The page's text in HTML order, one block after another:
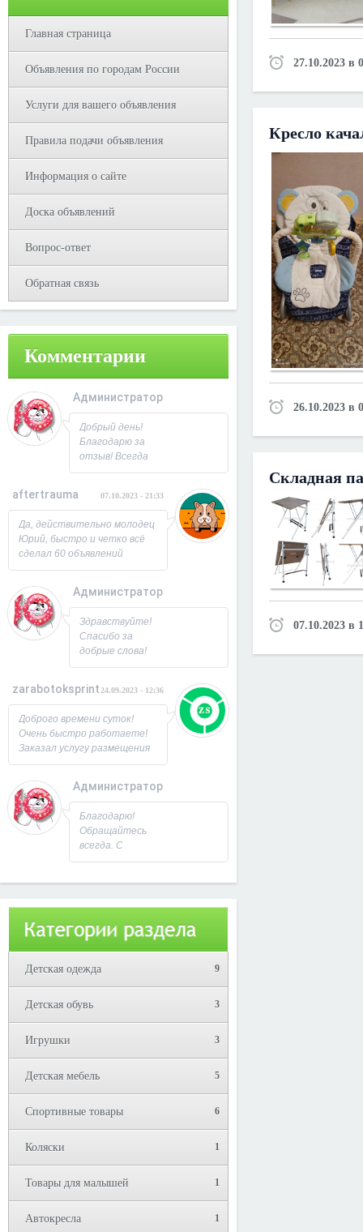
Главная страница
Объявления по городам России
Услуги для вашего объявления
Правила подачи объявления
Информация о сайте
Доска объявлений
Вопрос-ответ
Обратная связь
Комментарии
Администратор
08.10.2023 - 09:31
Добрый день!
Благодарю за
отзыв! Всегда
рад
С Уважением,
aftertrauma 07.10.2023 - 21:33
Да, действительно молодец
Юрий, быстро и четко всё
сделал 60 объявлений
разместил, всё работает,
страницы выросла в 2 раза
спасибо! Буду ещё
заказывать, советую!
Администратор
26.09.2023 - 07:33
Здравствуйте!
Спасибо за
добрые слова!
Всегда рад
пользователям.
просим!
Заходите ещё. С
Уважением,
Юрий!
zarabotoksprint 24.09.2023 - 12:36
Доброго времени суток!
Очень быстро работаете!
Заказал услугу размещения
объявления на 60 досок, за
исполнили! Большое
спасибо!
Администратор
22.09.2023 - 09:19
Благодарю!
Обращайтесь
всегда. С
Уважением,
Детская одежда 9
Детская обувь 3
Игрушки 3
Детская мебель 5
Спортивные товары 6
Коляски 1
Товары для малышей 1
Автокресла 1
27.10.2023 в
Кресло
26.10.2023 в
Складная
07.10.2023 в